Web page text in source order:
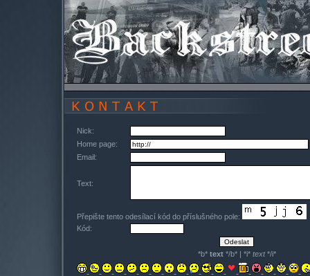
Nick:
Home page:
Email:
Text:
Přepište tento odesílací kód do příslušného pole:
Kód:
*b* text*/b* | *i* text*/i*